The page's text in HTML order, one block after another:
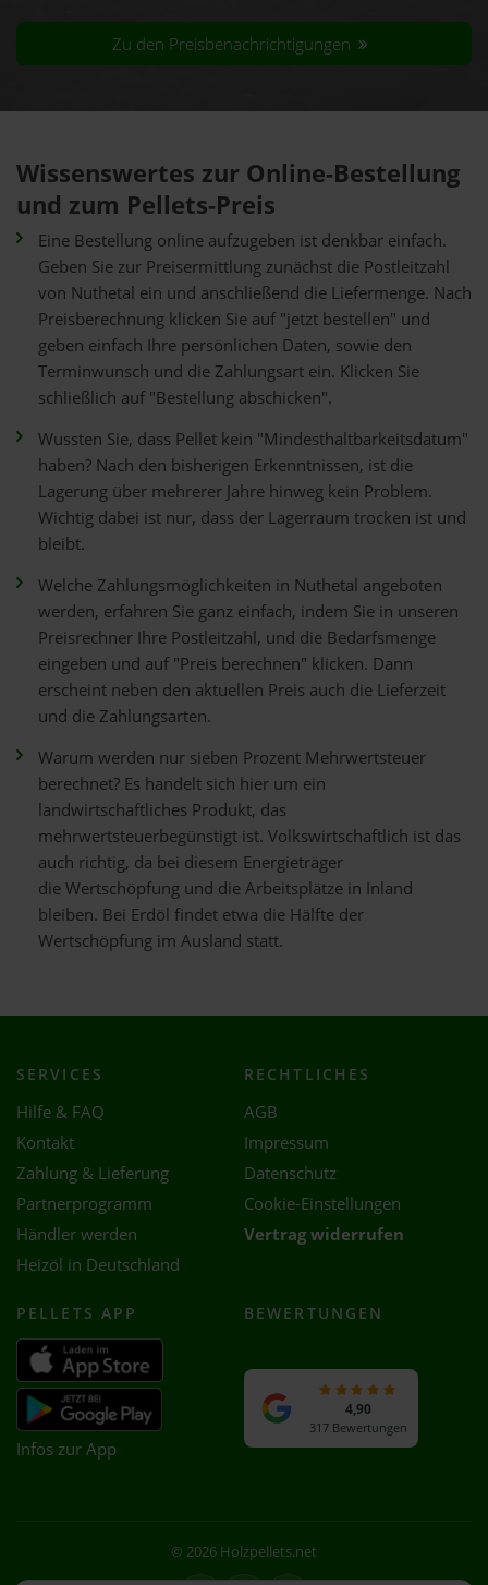
Zu den Preisbenachrichtigungen
Wissenswertes zur Online-Bestellung
und zum Pellets-Preis
Eine Bestellung online aufzugeben ist denkbar einfach.
Geben Sie zur Preisermittlung zunächst die Postleitzahl
von Nuthetal ein und anschließend die Liefermenge. Nach
Preisberechnung klicken Sie auf "jetzt bestellen" und
geben einfach Ihre persönlichen Daten, sowie den
Terminwunsch und die Zahlungsart ein. Klicken Sie
schließlich auf "Bestellung abschicken".
Wussten Sie, dass Pellet kein "Mindesthaltbarkeitsdatum"
haben? Nach den bisherigen Erkenntnissen, ist die
Lagerung über mehrerer Jahre hinweg kein Problem.
Wichtig dabei ist nur, dass der Lagerraum trocken ist und
bleibt.
Welche Zahlungsmöglichkeiten in Nuthetal angeboten
werden, erfahren Sie ganz einfach, indem Sie in unseren
Preisrechner Ihre Postleitzahl, und die Bedarfsmenge
eingeben und auf "Preis berechnen" klicken. Dann
erscheint neben den aktuellen Preis auch die Lieferzeit
und die Zahlungsarten.
Warum werden nur sieben Prozent Mehrwertsteuer
berechnet? Es handelt sich hier um ein
landwirtschaftliches Produkt, das
mehrwertsteuerbegünstigt ist. Volkswirtschaftlich ist das
auch richtig, da bei diesem Energieträger
die Wertschöpfung und die Arbeitsplätze in Inland
bleiben. Bei Erdöl findet etwa die Hälfte der
Wertschöpfung im Ausland statt.
SERVICES
Hilfe & FAQ
Kontakt
Zahlung & Lieferung
Partnerprogramm
Händler werden
Heizöl in Deutschland
RECHTLICHES
AGB
Impressum
Datenschutz
Cookie-Einstellungen
Vertrag widerrufen
PELLETS APP
Infos zur App
BEWERTUNGEN
4,90
317 Bewertungen
© 2026 Holzpellets.net